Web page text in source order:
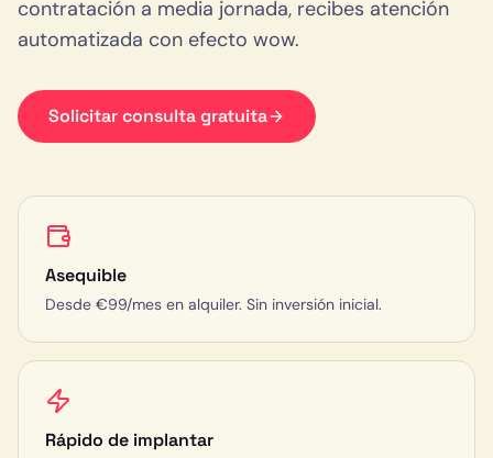
contratación a media jornada, recibes atención
automatizada con efecto wow.
Solicitar consulta gratuita
Asequible
Desde €99/mes en alquiler. Sin inversión inicial.
Rápido de implantar